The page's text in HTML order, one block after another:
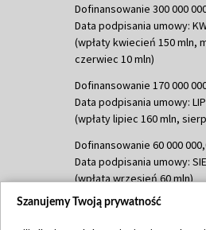
Dofinansowanie 300 000
Data podpisania umowy:
(wpłaty kwiecień 150 mln,
czerwiec 10 mln)
Dofinansowanie 170 000
Data podpisania umowy:
(wpłaty lipiec 160 mln,
Dofinansowanie 60 000
Data podpisania umowy:
(wpłata wrzesień 60 mln)
Dofinansowanie 635 783
Szanujemy Twoją prywatność